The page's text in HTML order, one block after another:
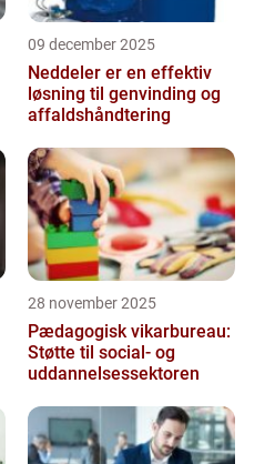
09 december 2025
Neddeler er en effektiv
løsning til genvinding og
affaldshåndtering
28 november 2025
Pædagogisk vikarbureau:
Støtte til social- og
uddannelsessektoren